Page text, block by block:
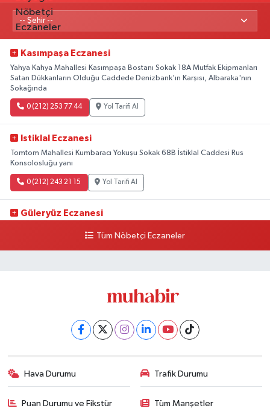
Kasımpaşa Eczanesi
Yahya Kahya Mahallesi Kasımpaşa Bostanı Sokak 18A Mutfak Ekipmanları
Satan Dükkanların Olduğu Caddede Denizbank'ın Karşısı, Albaraka'nın
Sokağında
0 (212) 253 77 44 Yol Tarifi Al
Istiklal Eczanesi
Tomtom Mahallesi Kumbaracı Yokuşu Sokak 68B İstiklal Caddesi Rus
Konsolosluğu yanı
0 (212) 243 21 15 Yol Tarifi Al
Güleryüz Eczanesi
kalaycıbahçe Meydana DoğruTüm Nöbetçi Eczaneler
Hava Durumu Trafik Durumu
Puan Durumu ve Fikstür Tüm Manşetler